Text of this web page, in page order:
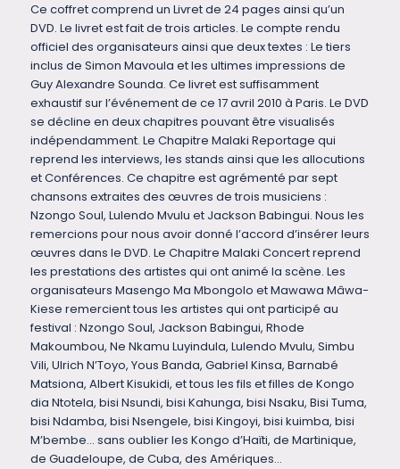
Ce coffret comprend un Livret de 24 pages ainsi qu’un
DVD. Le livret est fait de trois articles. Le compte rendu
officiel des organisateurs ainsi que deux textes : Le tiers
inclus de Simon Mavoula et les ultimes impressions de
Guy Alexandre Sounda. Ce livret est suffisamment
exhaustif sur l’événement de ce 17 avril 2010 à Paris. Le DVD
se décline en deux chapitres pouvant être visualisés
indépendamment. Le Chapitre Malaki Reportage qui
reprend les interviews, les stands ainsi que les allocutions
et Conférences. Ce chapitre est agrémenté par sept
chansons extraites des œuvres de trois musiciens :
Nzongo Soul, Lulendo Mvulu et Jackson Babingui. Nous les
remercions pour nous avoir donné l’accord d’insérer leurs
œuvres dans le DVD. Le Chapitre Malaki Concert reprend
les prestations des artistes qui ont animé la scène. Les
organisateurs Masengo Ma Mbongolo et Mawawa Mâwa-
Kiese remercient tous les artistes qui ont participé au
festival : Nzongo Soul, Jackson Babingui, Rhode
Makoumbou, Ne Nkamu Luyindula, Lulendo Mvulu, Simbu
Vili, Ulrich N’Toyo, Yous Banda, Gabriel Kinsa, Barnabé
Matsiona, Albert Kisukidi, et tous les fils et filles de Kongo
dia Ntotela, bisi Nsundi, bisi Kahunga, bisi Nsaku, Bisi Tuma,
bisi Ndamba, bisi Nsengele, bisi Kingoyi, bisi kuimba, bisi
M’bembe… sans oublier les Kongo d’Haïti, de Martinique,
de Guadeloupe, de Cuba, des Amériques…